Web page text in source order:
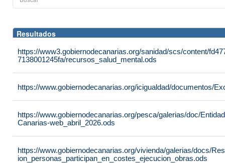
Resultados
https://www3.gobiernodecanarias.org/sanidad/scs/content/
7138001245fa/recursos_salud_mental.ods
https://www.gobiernodecanarias.org/icigualdad/documentos/
https://www.gobiernodecanarias.org/pesca/galerias/doc/
Canarias-web_abril_2026.ods
https://www.gobiernodecanarias.org/vivienda/galerias/docs/
ion_personas_participan_en_costes_ejecucion_obras.ods